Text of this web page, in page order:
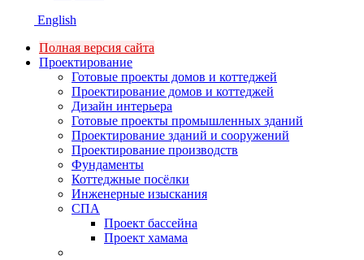
English
Полная версия сайта
Проектирование
Готовые проекты домов и коттеджей
Проектирование домов и коттеджей
Дизайн интерьера
Готовые проекты промышленных зданий
Проектирование зданий и сооружений
Проектирование производств
Фундаменты
Коттеджные посёлки
Инженерные изыскания
СПА
Проект бассейна
Проект хамама